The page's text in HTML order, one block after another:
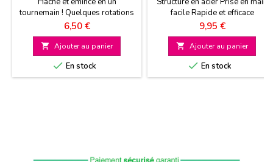
tournemain ! Quelques rotations
suffisent Existe en 4 coloris
Prix
6,50 €
 Ajouter au panier
 En stock
facile Rapide et efficace
Prix
9,95 €
 Ajouter au panier
 En stock